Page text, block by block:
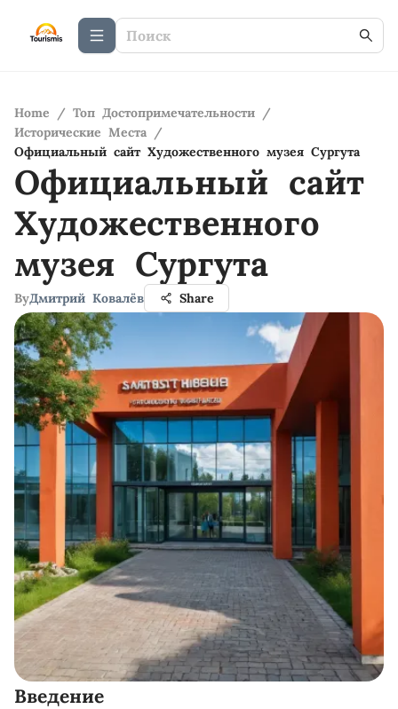
Home / Топ Достопримечательности /
Исторические Места /
Официальный сайт Художественного музея Сургута
Официальный сайт
Художественного
музея Сургута
ByДмитрий Ковалёв Share
Введение